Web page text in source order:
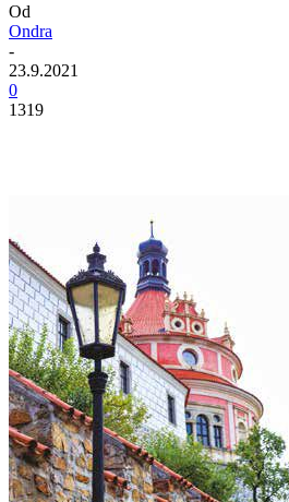
Od
Ondra
-
23.9.2021
0
1319